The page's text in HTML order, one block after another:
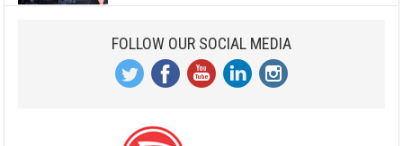
FOLLOW OUR SOCIAL MEDIA